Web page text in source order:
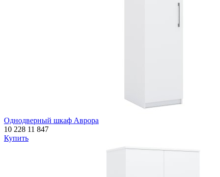
Однодверный шкаф Аврора
10 228 11 847
Купить